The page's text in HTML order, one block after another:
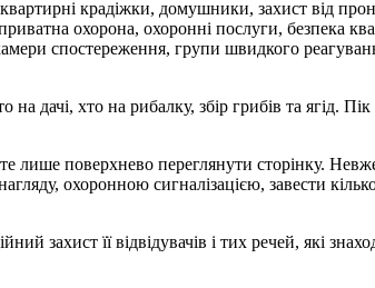
хто на рибалку, збір грибів та ягід.
поверхнево переглянути сторінку.
охоронною сигналізацією, завести
її відвідувачів і тих речей, які